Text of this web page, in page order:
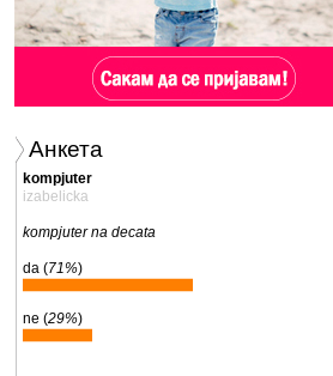
Анкета
kompjuter
izabelicka
kompjuter na decata
da (71%)
ne (29%)